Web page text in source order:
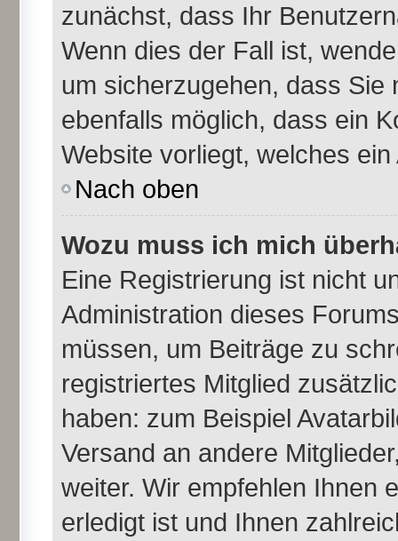
zunächst, dass Ihr
Wenn dies der Fall ist,
um sicherzugehen, dass
ebenfalls möglich, dass ein
Website vorliegt, welches
Nach oben
Wozu muss ich mich
Eine Registrierung ist nicht
Administration dieses
müssen, um Beiträge zu
registriertes Mitglied
haben: zum Beispiel
Versand an andere
weiter. Wir empfehlen Ihnen
erledigt ist und Ihnen